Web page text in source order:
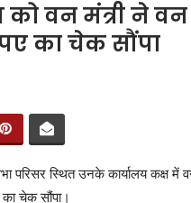
को वन मंत्री ने
का चेक सौंपा
परिसर स्थित उनके कार्यालय कक्ष में
चेक सौंपा।